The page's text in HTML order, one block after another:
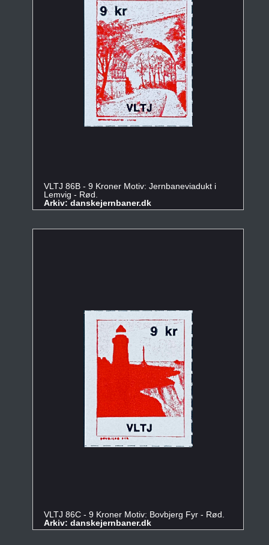
VLTJ 86B - 9 Kroner Motiv: Jernbaneviadukt i
Lemvig - Rød.
Arkiv: danskejernbaner.dk
VLTJ 86C - 9 Kroner Motiv: Bovbjerg Fyr - Rød.
Arkiv: danskejernbaner.dk